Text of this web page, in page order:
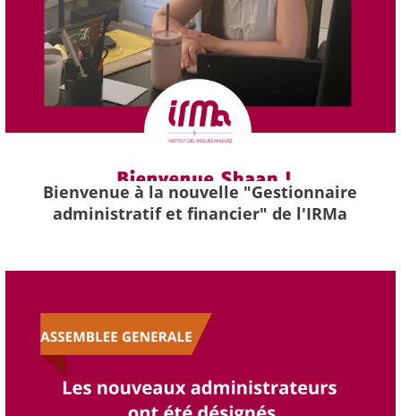
Bienvenue à la nouvelle "Gestionnaire
administratif et financier" de l'IRMa